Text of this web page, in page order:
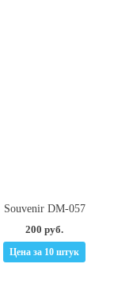
Souvenir DM-057
200 руб.
Цена за 10 штук